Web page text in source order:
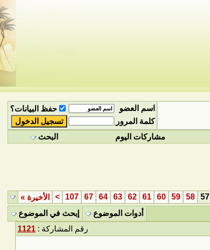
اسم العضو
حفظ البيانات؟
كلمة المرور
مشاركات اليوم البحث
57
58
59
60
61
62
63
64
67
107
> الأخيرة »
أدوات الموضوع
إبحث في الموضوع
رقم المشاركة : 1121